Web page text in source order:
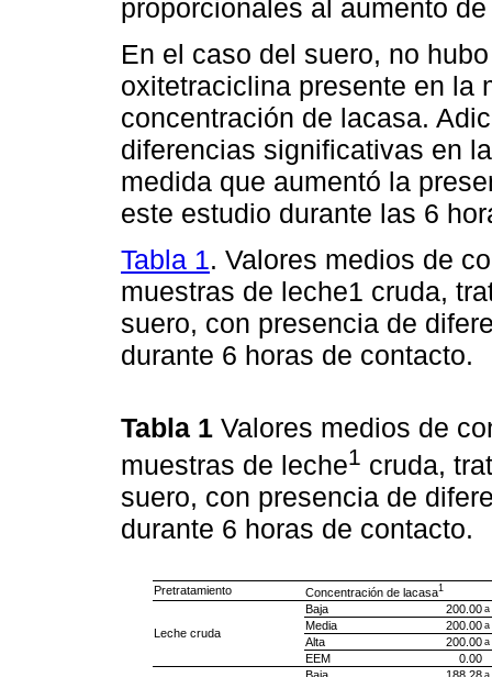
proporcionales al aumento
En el caso del suero, no
oxitetraciclina presente en la
concentración de lacasa.
diferencias significativas en
medida que aumentó la
este estudio durante las 6
Tabla 1. Valores medios de
muestras de leche1 cruda,
suero, con presencia de
durante 6 horas de contacto.
Tabla 1 Valores medios de
muestras de leche1 cruda,
suero, con presencia de
durante 6 horas de contacto.
Pretratamiento Concentración de lacasa1
Leche cruda
Baja 200.00 a
Media 200.00 a
Alta 200.00 a
EEM
0.00